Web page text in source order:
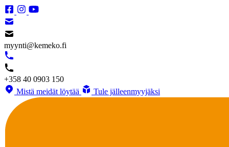
myynti@kemeko.fi
+358 40 0903 150
Mistä meidät löytää
Tule jälleenmyyjäksi